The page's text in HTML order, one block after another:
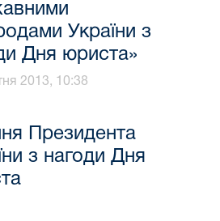
України з
Дня юриста»
2013, 10:38
Президента
з нагоди Дня